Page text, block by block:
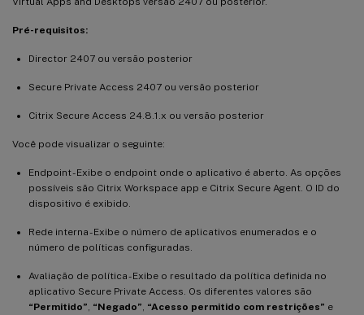
Pré-requisitos:
Director 2407 ou versão posterior
Secure Private Access 2407 ou versão posterior
Citrix Secure Access 24.8.1.x ou versão posterior
Você pode visualizar o seguinte:
Endpoint - Exibe o endpoint onde o aplicativo é aberto. As opções
possíveis são Citrix Workspace app e Citrix Secure Agent. O ID do
dispositivo é exibido.
Rede interna - Exibe o número de aplicativos enumerados e o
número de políticas configuradas.
Avaliação de política - Exibe o resultado da política definida no
aplicativo Secure Private Access. Os diferentes valores são
“Permitido” “Negado” “Acesso permitido com restrições” e